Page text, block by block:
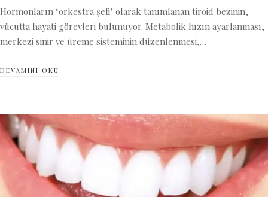
Hormonların ‘orkestra şefi’ olarak tanımlanan tiroid bezinin,
vücutta hayati görevleri bulunuyor. Metabolik hızın ayarlanması,
merkezi sinir ve üreme sisteminin düzenlenmesi,…
DEVAMINI OKU